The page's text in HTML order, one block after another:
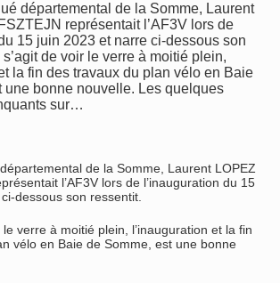
départemental de la Somme, Laurent
représentait l’AF3V lors de
15 juin 2023 et narre ci-dessous son
s’agit de voir le verre à moitié plein,
la fin des travaux du plan vélo en Baie
une bonne nouvelle. Les quelques
sur…
de la Somme, Laurent LOPEZ
l’AF3V lors de l’inauguration du 15
dessous son ressentit.
le verre à moitié plein, l’inauguration et la fin
vélo en Baie de Somme, est une bonne